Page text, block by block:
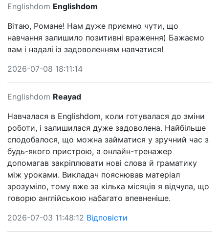
Englishdom Englishdom
Вітаю, Романе! Нам дуже приємно чути, що
навчання залишило позитивні враження) Бажаємо
вам і надалі із задоволенням навчатися!
2026-07-08 18:11:14
Englishdom Reayad
Навчалася в Englishdom, коли готувалася до зміни
роботи, і залишилася дуже задоволена. Найбільше
сподобалося, що можна займатися у зручний час з
будь-якого пристрою, а онлайн-тренажер
допомагав закріплювати нові слова й граматику
між уроками. Викладач пояснював матеріал
зрозуміло, тому вже за кілька місяців я відчула, що
говорю англійською набагато впевненіше.
2026-07-03 11:48:12 Відповісти